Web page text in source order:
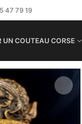
47 79 19
UN COUTEAU CORSE